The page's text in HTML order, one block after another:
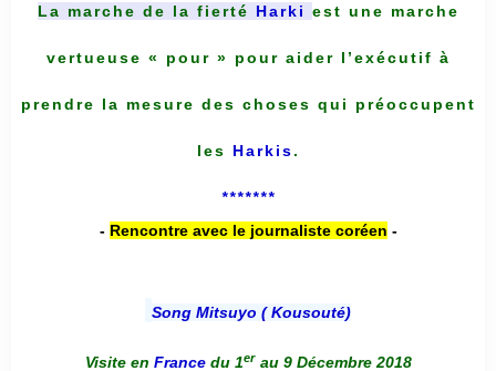
La marche de la fierté Harki est une marche
vertueuse « pour » pour aider l’exécutif à
prendre la mesure des choses qui préoccupent
les Harkis.
*******
- Rencontre avec le journaliste coréen -
Song Mitsuyo ( Kousouté)
Visite en France du 1er au 9 Décembre 2018